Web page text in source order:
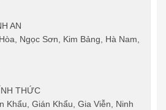
AN
Ngọc Sơn, Kim Bảng, Hà Nam,
THỨC
Khẩu, Gián Khẩu, Gia Viễn, Ninh